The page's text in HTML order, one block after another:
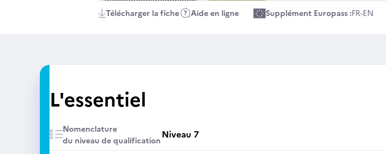
Télécharger la fiche Aide en ligne Supplément Europass :FR-EN
L'essentiel
Nomenclature
du niveau de qualificationNiveau 7